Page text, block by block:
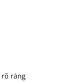
rõ ràng